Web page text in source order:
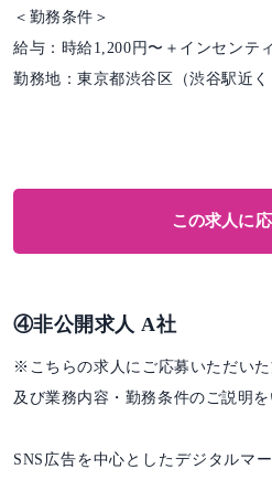
＜勤務条件＞
給与：時給1,200円〜＋インセンテ
勤務地：東京都渋谷区（渋谷駅近く
この求人に
④非公開求人 A社
※こちらの求人にご応募いただい
及び業務内容・勤務条件のご説明を
SNS広告を中心としたデジタルマ